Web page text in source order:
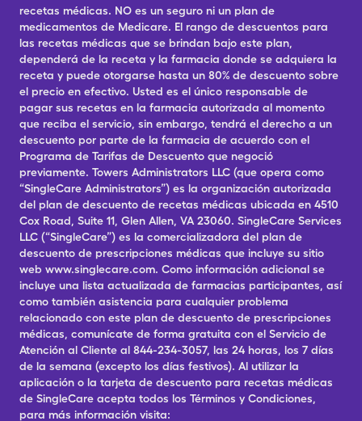
recetas médicas. NO es un seguro ni un plan de
medicamentos de Medicare. El rango de descuentos para
las recetas médicas que se brindan bajo este plan,
dependerá de la receta y la farmacia donde se adquiera la
receta y puede otorgarse hasta un 80% de descuento sobre
el precio en efectivo. Usted es el único responsable de
pagar sus recetas en la farmacia autorizada al momento
que reciba el servicio, sin embargo, tendrá el derecho a un
descuento por parte de la farmacia de acuerdo con el
Programa de Tarifas de Descuento que negoció
previamente. Towers Administrators LLC (que opera como
“SingleCare Administrators”) es la organización autorizada
del plan de descuento de recetas médicas ubicada en 4510
Cox Road, Suite 11, Glen Allen, VA 23060. SingleCare Services
LLC (“SingleCare”) es la comercializadora del plan de
descuento de prescripciones médicas que incluye su sitio
web www.singlecare.com. Como información adicional se
incluye una lista actualizada de farmacias participantes, así
como también asistencia para cualquier problema
relacionado con este plan de descuento de prescripciones
médicas, comunícate de forma gratuita con el Servicio de
Atención al Cliente al 844-234-3057, las 24 horas, los 7 días
de la semana (excepto los días festivos). Al utilizar la
aplicación o la tarjeta de descuento para recetas médicas
de SingleCare acepta todos los Términos y Condiciones,
para más información visita: